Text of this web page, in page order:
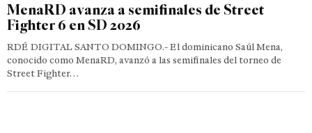
MenaRD avanza a semifinales de Street
Fighter 6 en SD 2026
RDÉ DIGITAL SANTO DOMINGO.- El dominicano Saúl Mena,
conocido como MenaRD, avanzó a las semifinales del torneo de
Street Fighter…